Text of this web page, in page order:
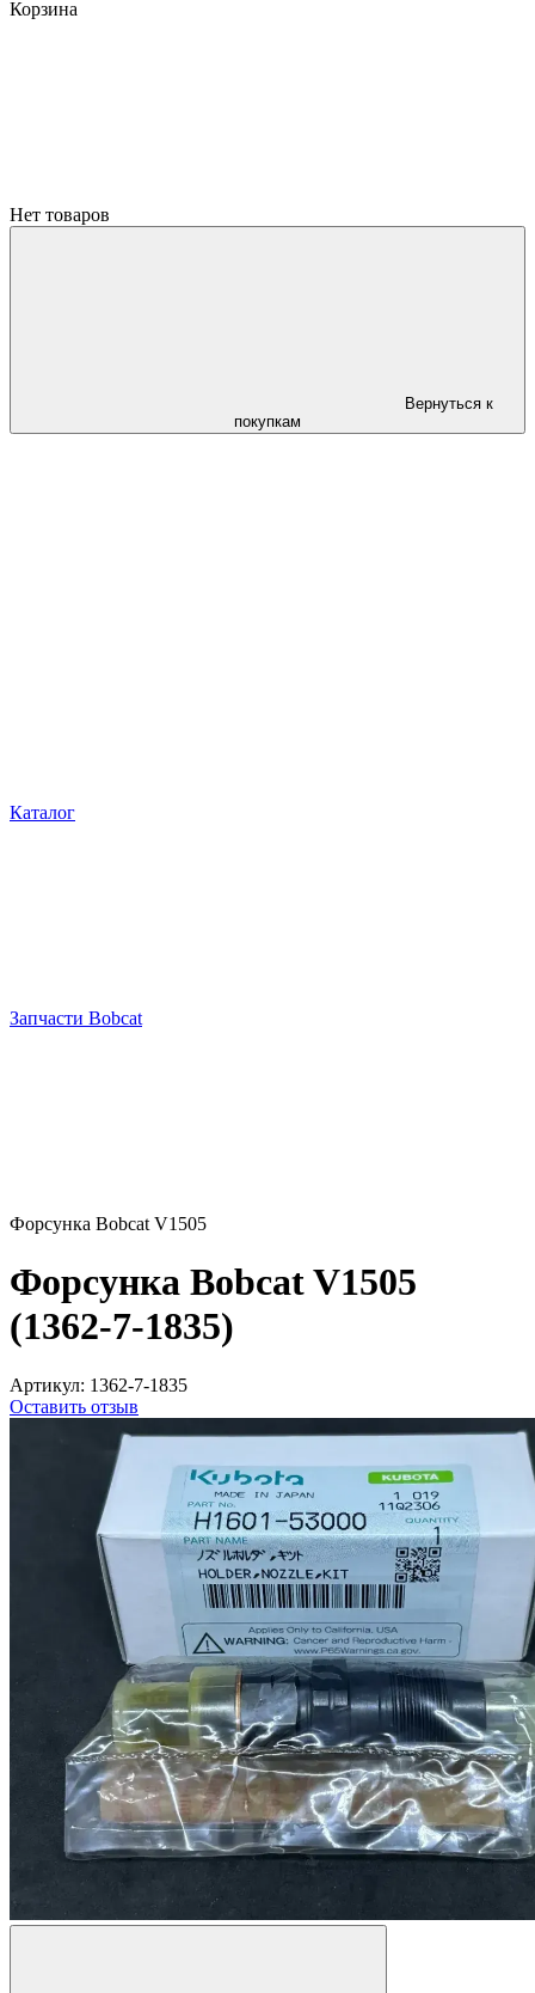
Корзина
Нет товаров
Вернуться к
покупкам
Каталог
Запчасти Bobcat
Форсунка Bobcat V1505
Форсунка Bobcat V1505
(1362-7-1835)
Артикул: 1362-7-1835
Оставить отзыв